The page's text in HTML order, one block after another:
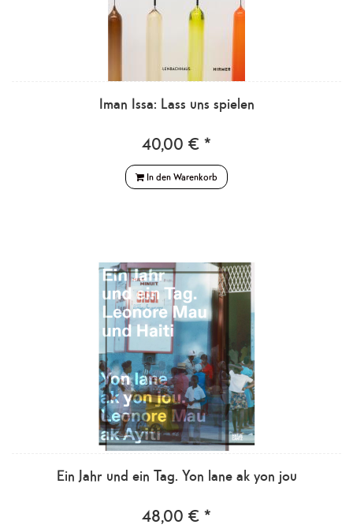
Iman Issa: Lass uns spielen
40,00 € *
In den Warenkorb
Ein Jahr und ein Tag. Yon lane ak yon jou
48,00 € *